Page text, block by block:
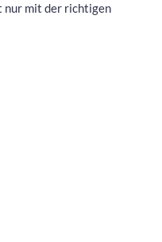
nur mit der richtigen